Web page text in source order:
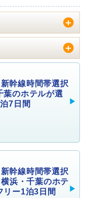
幹線時間帯選択
葉のホテルが選
7日間
幹線時間帯選択
浜・千葉のホテ
リー1泊3日間